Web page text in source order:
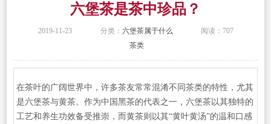
六堡茶是茶中珍品？
2019-11-23 分类： 六堡茶属于什么
茶类
阅读：707
在茶叶的广阔世界中，许多茶友常常混淆不同茶类的特性，尤其
是六堡茶与黄茶。作为中国黑茶的代表之一，六堡茶以其独特的
工艺和养生功效备受推崇，而黄茶则以其“黄叶黄汤”的温和口感